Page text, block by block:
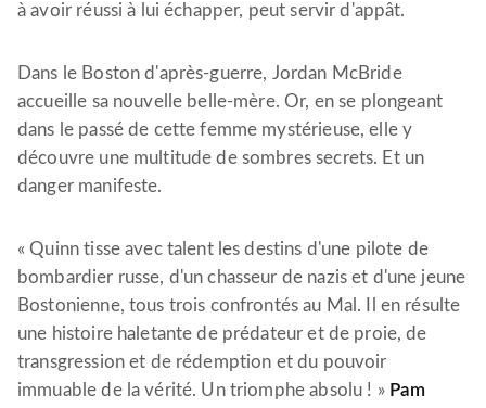
à avoir réussi à lui échapper, peut servir d'appât.
Dans le Boston d'après-guerre, Jordan McBride
accueille sa nouvelle belle-mère. Or, en se plongeant
dans le passé de cette femme mystérieuse, elle y
découvre une multitude de sombres secrets. Et un
danger manifeste.
« Quinn tisse avec talent les destins d'une pilote de
bombardier russe, d'un chasseur de nazis et d'une jeune
Bostonienne, tous trois confrontés au Mal. Il en résulte
une histoire haletante de prédateur et de proie, de
transgression et de rédemption et du pouvoir
immuable de la vérité. Un triomphe absolu ! » Pam